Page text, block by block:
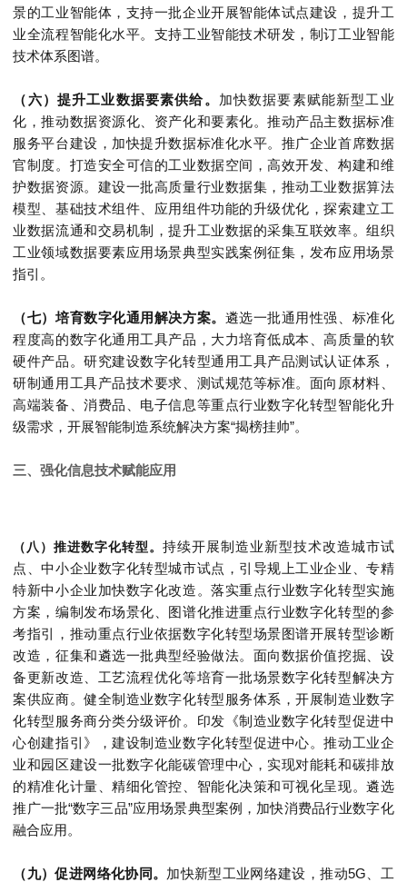
景的工业智能体，支持一批企业开展智能体试点建设，提升工
业全流程智能化水平。支持工业智能技术研发，制订工业智能
技术体系图谱。
（六）提升工业数据要素供给。 加快数据要素赋能新型工业
化，推动数据资源化、资产化和要素化。推动产品主数据标准
服务平台建设，加快提升数据标准化水平。推广企业首席数据
官制度。打造安全可信的工业数据空间，高效开发、构建和维
护数据资源。建设一批高质量行业数据集，推动工业数据算法
模型、基础技术组件、应用组件功能的升级优化，探索建立工
业数据流通和交易机制，提升工业数据的采集互联效率。组织
工业领域数据要素应用场景典型实践案例征集，发布应用场景
指引。
（七）培育数字化通用解决方案。 遴选一批通用性强、标准化
程度高的数字化通用工具产品，大力培育低成本、高质量的软
硬件产品。研究建设数字化转型通用工具产品测试认证体系，
研制通用工具产品技术要求、测试规范等标准。面向原材料、
高端装备、消费品、电子信息等重点行业数字化转型智能化升
级需求，开展智能制造系统解决方案“揭榜挂帅”。
三、强化信息技术赋能应用
（八）推进数字化转型。持续开展制造业新型技术改造城市试
点、中小企业数字化转型城市试点，引导规上工业企业、专精
特新中小企业加快数字化改造。落实重点行业数字化转型实施
方案，编制发布场景化、图谱化推进重点行业数字化转型的参
考指引，推动重点行业依据数字化转型场景图谱开展转型诊断
改造，征集和遴选一批典型经验做法。面向数据价值挖掘、设
备更新改造、工艺流程优化等培育一批场景数字化转型解决方
案供应商。健全制造业数字化转型服务体系，开展制造业数字
化转型服务商分类分级评价。印发《制造业数字化转型促进中
心创建指引》，建设制造业数字化转型促进中心。推动工业企
业和园区建设一批数字化能碳管理中心，实现对能耗和碳排放
的精准化计量、精细化管控、智能化决策和可视化呈现。遴选
推广一批“数字三品”应用场景典型案例，加快消费品行业数字化
融合应用。
（九）促进网络化协同。 加快新型工业网络建设，推动5G、工